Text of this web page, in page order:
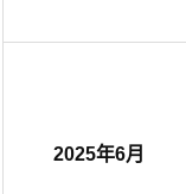
2025年6月